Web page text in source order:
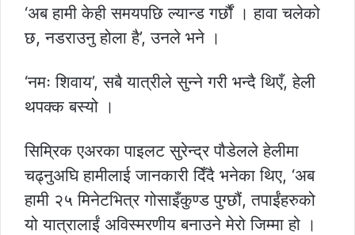
‘अब हामी केही समयपछि ल्यान्ड गर्छौं । हावा चलेको
छ, नडराउनु होला है’, उनले भने ।
‘नमः शिवाय’, सबै यात्रीले सुन्ने गरी भन्दै थिएँ, हेली
थपक्क बस्यो ।
सिम्रिक एअरका पाइलट सुरेन्द्र पौडेलले हेलीमा
चढ्नुअघि हामीलाई जानकारी दिँदै भनेका थिए, ‘अब
हामी २५ मिनेटभित्र गोसाइँकुण्ड पुग्छौं, तपाईंहरुको
यो यात्रालाईं अविस्मरणीय बनाउने मेरो जिम्मा हो ।